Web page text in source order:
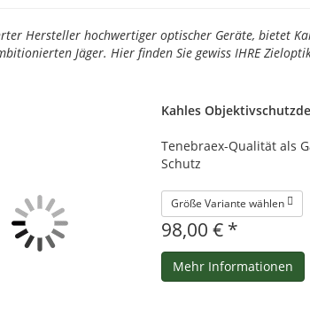
Hersteller hochwertiger optischer Geräte, bietet
Jäger. Hier finden Sie gewiss IHRE
Kahles
Tenebraex-Qualität als
Schutz
Größe Variante wählen
98,00 € *
Mehr Informationen